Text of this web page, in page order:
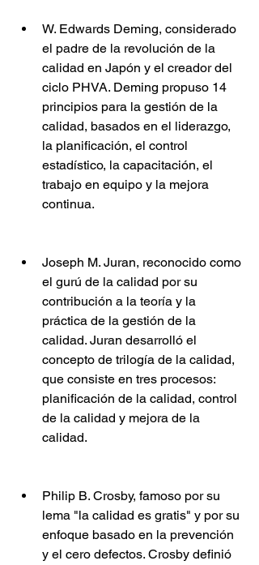
W. Edwards Deming, considerado
el padre de la revolución de la
calidad en Japón y el creador del
ciclo PHVA. Deming propuso 14
principios para la gestión de la
calidad, basados en el liderazgo,
la planificación, el control
estadístico, la capacitación, el
trabajo en equipo y la mejora
continua.
Joseph M. Juran, reconocido como
el gurú de la calidad por su
contribución a la teoría y la
práctica de la gestión de la
calidad. Juran desarrolló el
concepto de trilogía de la calidad,
que consiste en tres procesos:
planificación de la calidad, control
de la calidad y mejora de la
calidad.
Philip B. Crosby, famoso por su
lema "la calidad es gratis" y por su
enfoque basado en la prevención
y el cero defectos. Crosby definió